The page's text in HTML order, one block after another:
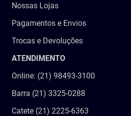
Nossas Lojas
Pagamentos e Envios
Trocas e Devoluções
ATENDIMENTO
Online: (21) 98493-3100
Barra (21) 3325-0288
Catete (21) 2225-6363